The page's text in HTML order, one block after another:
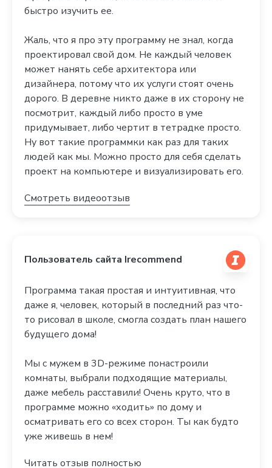
быстро изучить ее.
Жаль, что я про эту программу не знал, когда
проектировал свой дом. Не каждый человек
может нанять себе архитектора или
дизайнера, потому что их услуги стоят очень
дорого. В деревне никто даже в их сторону не
посмотрит, каждый либо просто в уме
придумывает, либо чертит в тетрадке просто.
Ну вот такие программки как раз для таких
людей как мы. Можно просто для себя сделать
проект на компьютере и визуализировать его.
Смотреть видеоотзыв
Пользователь сайта Irecommend
Программа такая простая и интуитивная, что
даже я, человек, который в последний раз что-
то рисовал в школе, смогла создать план нашего
будущего дома!
Мы с мужем в 3D-режиме понастроили
комнаты, выбрали подходящие материалы,
даже мебель расставили! Очень круто, что в
программе можно «ходить» по дому и
осматривать его со всех сторон. Ты как будто
уже живешь в нем!
Читать отзыв полностью